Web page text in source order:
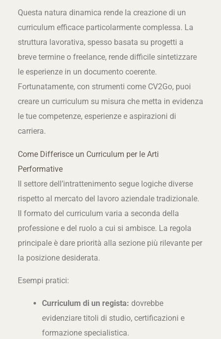
Questa natura dinamica rende la creazione di un
curriculum efficace particolarmente complessa. La
struttura lavorativa, spesso basata su progetti a
breve termine o freelance, rende difficile sintetizzare
le esperienze in un documento coerente.
Fortunatamente, con strumenti come CV2Go, puoi
creare un curriculum su misura che metta in evidenza
le tue competenze, esperienze e aspirazioni di
carriera.
Come Differisce un Curriculum per le Arti
Performative
Il settore dell’intrattenimento segue logiche diverse
rispetto al mercato del lavoro aziendale tradizionale.
Il formato del curriculum varia a seconda della
professione e del ruolo a cui si ambisce. La regola
principale è dare priorità alla sezione più rilevante per
la posizione desiderata.
Esempi pratici:
Curriculum di un regista: dovrebbe
evidenziare titoli di studio, certificazioni e
formazione specialistica.